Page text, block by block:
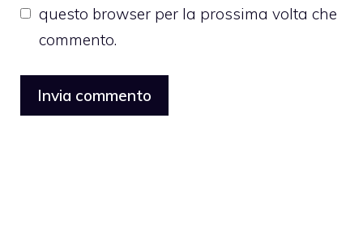
questo browser per la prossima volta che
commento.